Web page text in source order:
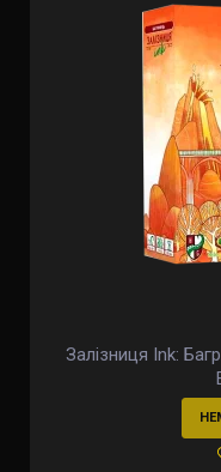
Залізниця Ink: